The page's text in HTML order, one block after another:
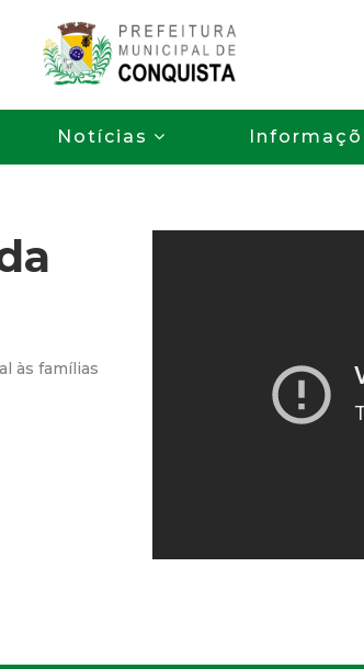
para
o
conteúdo
principal
Notícias
às famílias